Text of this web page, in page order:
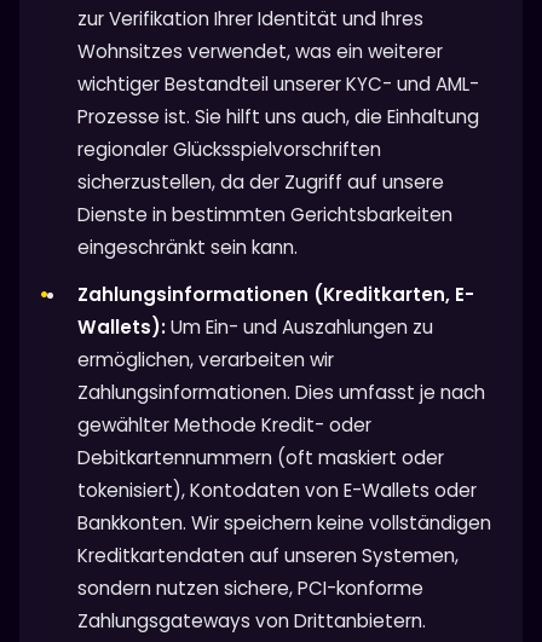
zur Verifikation Ihrer Identität und Ihres
Wohnsitzes verwendet, was ein weiterer
wichtiger Bestandteil unserer KYC- und AML-
Prozesse ist. Sie hilft uns auch, die Einhaltung
regionaler Glücksspielvorschriften
sicherzustellen, da der Zugriff auf unsere
Dienste in bestimmten Gerichtsbarkeiten
eingeschränkt sein kann.
Zahlungsinformationen (Kreditkarten, E-
Wallets):Um Ein- und Auszahlungen zu
ermöglichen, verarbeiten wir
Zahlungsinformationen. Dies umfasst je nach
gewählter Methode Kredit- oder
Debitkartennummern (oft maskiert oder
tokenisiert), Kontodaten von E-Wallets oder
Bankkonten. Wir speichern keine vollständigen
Kreditkartendaten auf unseren Systemen,
sondern nutzen sichere, PCI-konforme
Zahlungsgateways von Drittanbietern.